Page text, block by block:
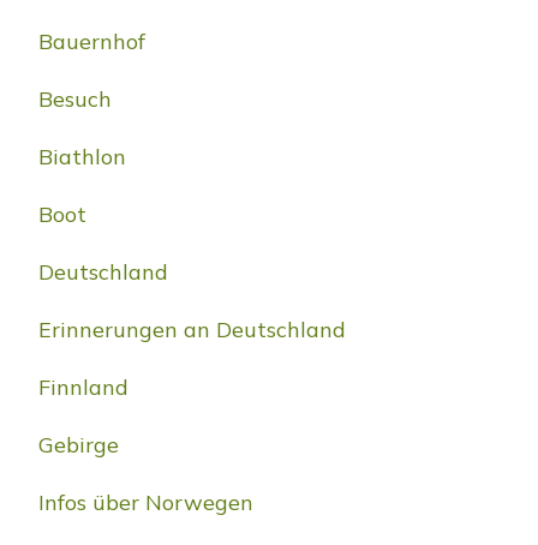
Bauernhof
Besuch
Biathlon
Boot
Deutschland
Erinnerungen an Deutschland
Finnland
Gebirge
Infos über Norwegen